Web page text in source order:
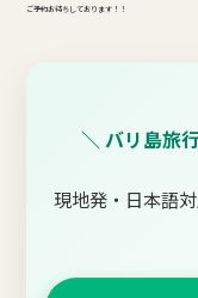
ご予約お待ちしております！！
＼ バリ島旅
現地発・日本語